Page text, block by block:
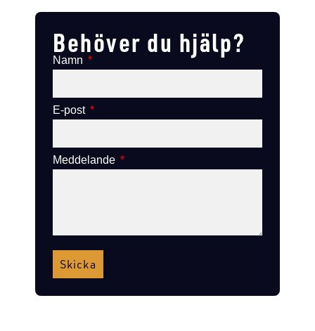
Behöver du hjälp?
Namn
E-post
Meddelande
Skicka